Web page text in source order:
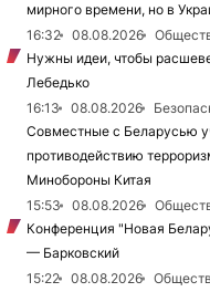
мирного времени, но в
16:32
08.08.2026
Нужны идеи, чтобы
Лебедько
16:13
08.08.2026
Совместные с Беларусью
противодействию
Минобороны Китая
15:53
08.08.2026
Конференция "Новая
— Барковский
15:22
08.08.2026